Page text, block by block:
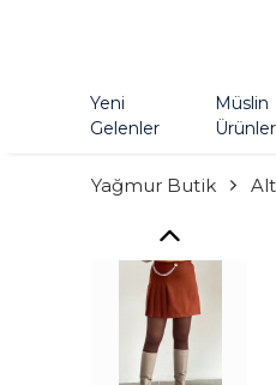
Yeni
Gelenler
Müslin
Ürünler
Yağmur Butik